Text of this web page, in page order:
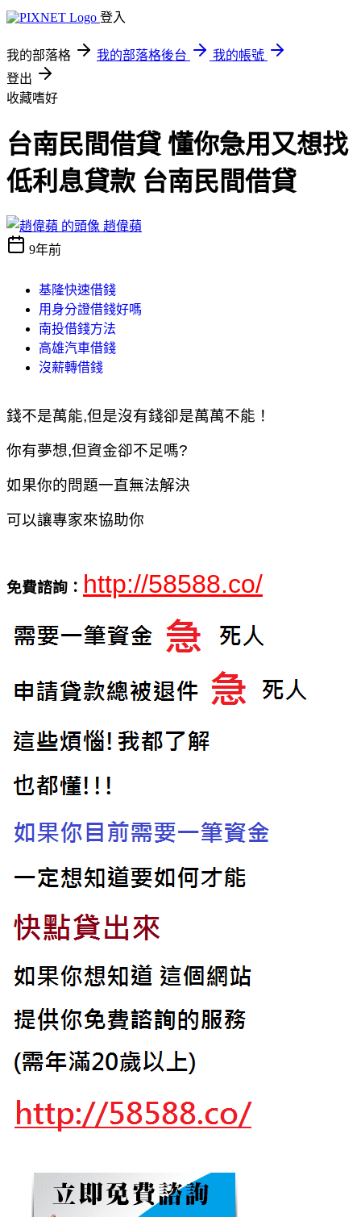
登入
我的部落格 我的部落格後台
我的帳號
登出
收藏嗜好
台南民間借貸 懂你急用又想找
低利息貸款 台南民間借貸
趙偉蘋
9年前
基隆快速借錢
用身分證借錢好嗎
南投借錢方法
高雄汽車借錢
沒薪轉借錢
錢不是萬能,但是沒有錢卻是萬萬不能！
你有夢想,但資金卻不足嗎?
如果你的問題一直無法解決
可以讓專家來協助你
免費諮詢： http://58588.co/